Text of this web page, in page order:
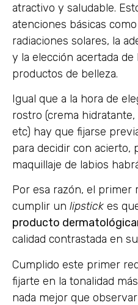
atractivo y saludable.
atenciones básicas
radiaciones solares, la
y la elección acertada
productos de belleza.
Igual que a la hora de
rostro (crema
etc) hay que fijarse
para decidir con acierto,
maquillaje de labios
Por esa razón, el primer
cumplir un lipstick es
producto
calidad contrastada en
Cumplido este primer
fijarte en la tonalidad
nada mejor que